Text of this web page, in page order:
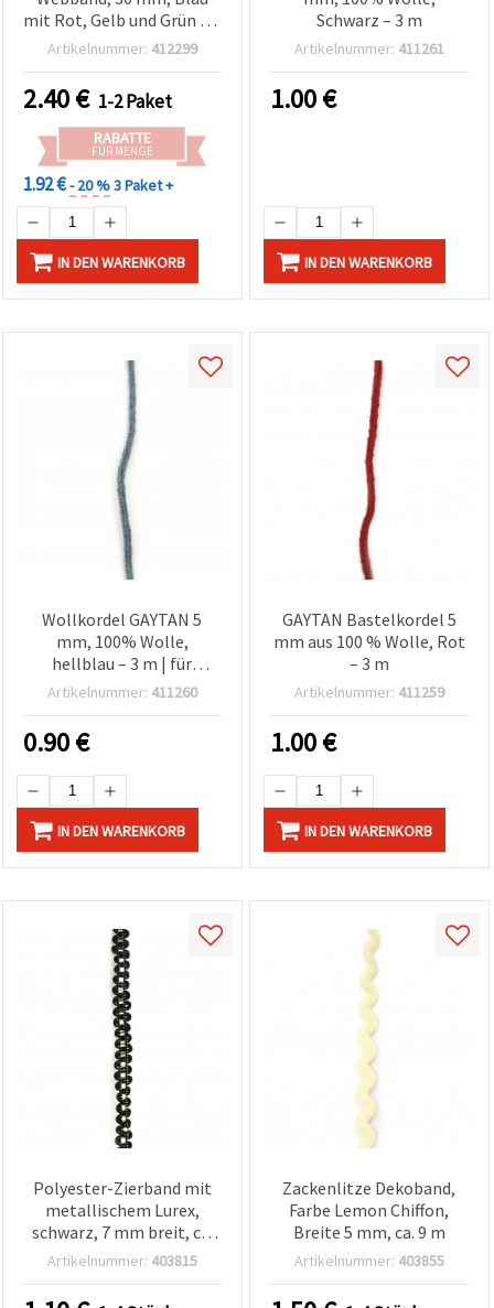
können Sie
jederzeit
ändern
widerrufen.
Impressum
Datenschutzerklärung
Richtlinie
Alle
akzeptieren
Cookie-
mit Rot, Gelb und Grün – 5
m
Artikelnummer: 412299
2.40€ 1-2 Paket
RABATTE
FÜR MENGE
1.92 €- 20 %3 Paket +
IN DEN WARENKORB
Schwarz – 3 m
Artikelnummer: 411261
1.00€
IN DEN WARENKORB
Wollkordel GAYTAN 5
mm, 100% Wolle,
hellblau – 3 m | für
Basteln, Makramee & DIY
Artikelnummer: 411260
0.90€
IN DEN WARENKORB
GAYTAN Bastelkordel 5
mm aus 100 % Wolle, Rot
– 3 m
Artikelnummer: 411259
1.00€
IN DEN WARENKORB
Polyester-Zierband mit
metallischem Lurex,
schwarz, 7 mm breit, ca.
24 m auf Rolle
Artikelnummer: 403815
Zackenlitze Dekoband,
Farbe Lemon Chiffon,
Breite 5 mm, ca. 9 m
Artikelnummer: 403855